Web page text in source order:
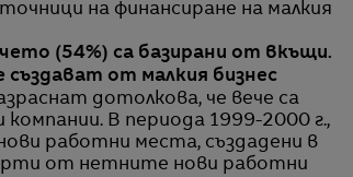
на финансиране на малкия
(54%) са базирани от вкъщи.
от малкия бизнес
дотолкова, че вече са
компании. В периода 1999-2000 г.,
работни места, създадени в
от нетните нови работни